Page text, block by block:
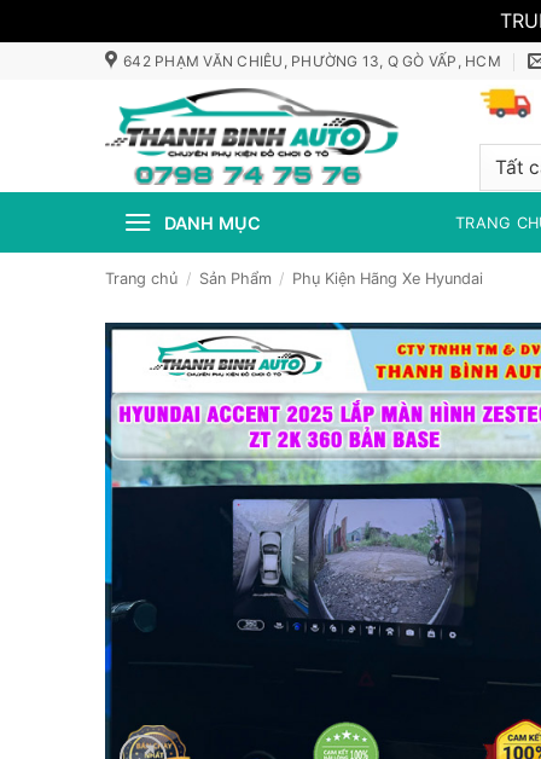
642 PHẠM VĂN CHIÊU, PHƯỜNG 13, Q GÒ VẤP, HCM
DANH MỤC TRANG
Trang chủ / Sản Phẩm / Phụ Kiện Hãng Xe Hyundai